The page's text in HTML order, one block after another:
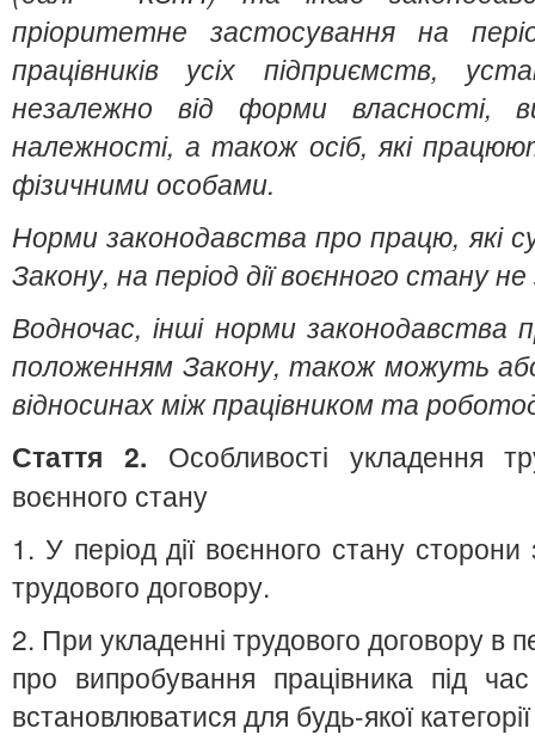
пріоритетне застосування на
працівників усіх підприємств,
незалежно від форми власності,
належності, а також осіб, які
фізичними особами.
Норми законодавства про працю, які
Закону, на період дії воєнного стану
Водночас, інші норми законодавства
положенням Закону, також можуть
відносинах між працівником та
Стаття 2. Особливості укладення
воєнного стану
1. У період дії воєнного стану
трудового договору.
2. При укладенні трудового договору в
про випробування працівника під
встановлюватися для будь-якої категорії